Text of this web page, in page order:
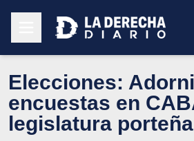
Elecciones:
encuestas en
legislatura porteña